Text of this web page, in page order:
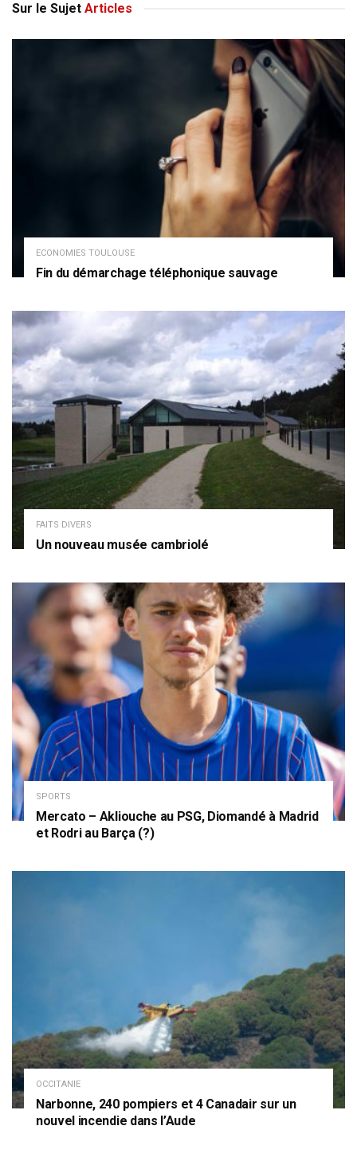
Sur le Sujet Articles
ECONOMIES TOULOUSE
Fin du démarchage téléphonique sauvage
FAITS DIVERS
Un nouveau musée cambriolé
SPORTS
Mercato – Akliouche au PSG, Diomandé à Madrid
et Rodri au Barça (?)
OCCITANIE
Narbonne, 240 pompiers et 4 Canadair sur un
nouvel incendie dans l’Aude